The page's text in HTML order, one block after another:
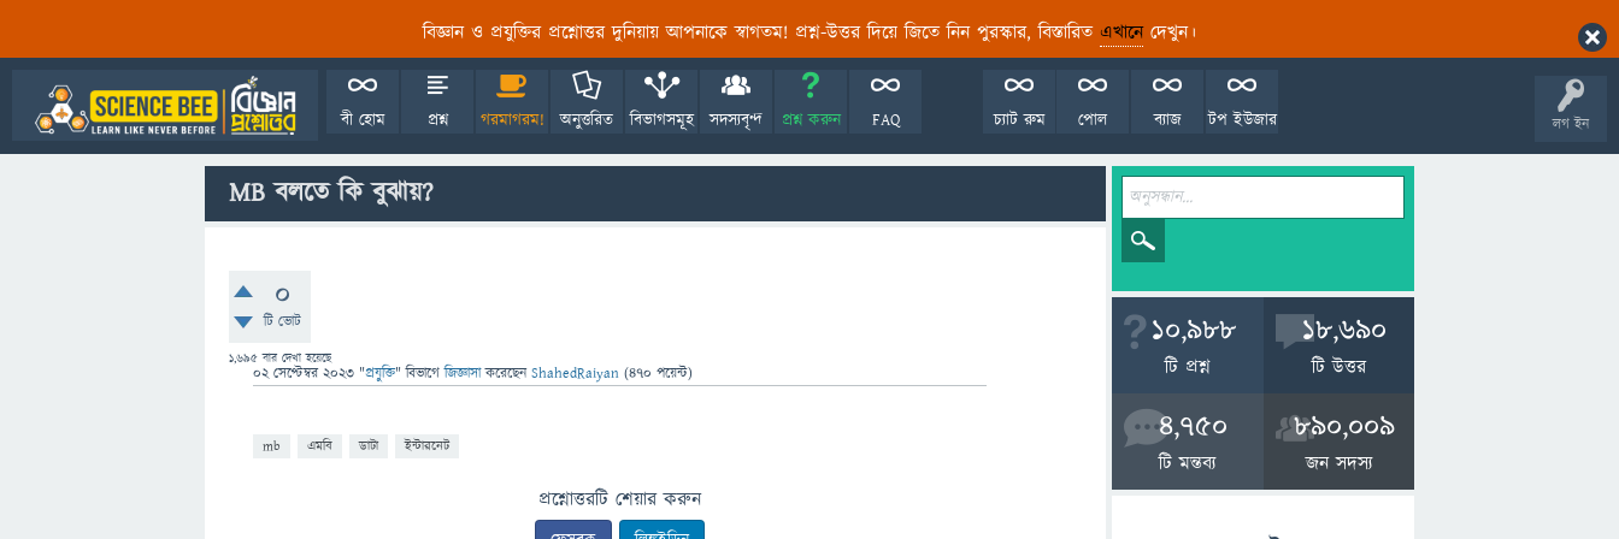
বিজ্ঞান ও প্রযুক্তির প্রশ্নোত্তর দুনিয়ায় আপনাকে স্বাগতম! প্রশ্ন-উত্তর দিয়ে জিতে নিন পুরস্কার, বিস্তারিত এখানেদেখুন।
লগ ইন
বী হোম প্রশ্ন গরমাগরম! অনুত্তরিত বিভাগসমূহ সদস্যবৃন্দ প্রশ্ন করুন FAQ টপ ইউজার
ব্যাজ
পোল
চ্যাট রুম
MB বলতে কি বুঝায়?
0
টি ভোট
1,695 বার দেখা হয়েছে
02 সেপ্টেম্বর 2023 "প্রযুক্তি" বিভাগে জিজ্ঞাসাকরেছেনShahedRaiyan (470 পয়েন্ট)
mb এমবি ডাটা ইন্টারনেট
প্রশ্নোত্তরটি শেয়ার করুন
10,988
টি প্রশ্ন
18,690
টি উত্তর
4,750
টি মন্তব্য
890,009
জন সদস্য